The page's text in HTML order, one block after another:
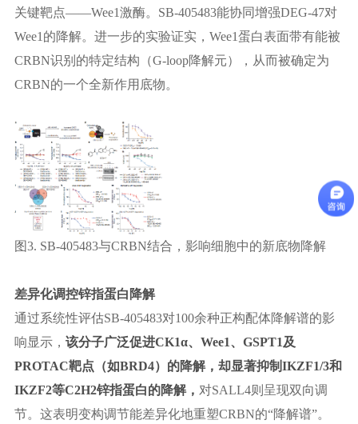
关键靶点——Wee1激酶。SB-405483能协同增强DEG-47对
Wee1的降解。进一步的实验证实，Wee1蛋白表面带有能被
CRBN识别的特定结构（G-loop降解元），从而被确定为
CRBN的一个全新作用底物。
图 3. SB-405483与CRBN结合，影响细胞中的新底物降解
差异化调控锌指蛋白降解
通过系统性评估SB-405483对100余种正构配体降解谱的影
响显示， 该分子广泛促进CK1α、Wee1、GSPT1及
PROTAC靶点（如BRD4）的降解，却显著抑制IKZF1/3和
IKZF2等C2H2锌指蛋白的降解， 对SALL4则呈现双向调
节。这表明变构调节能差异化地重塑CRBN的“降解谱”。